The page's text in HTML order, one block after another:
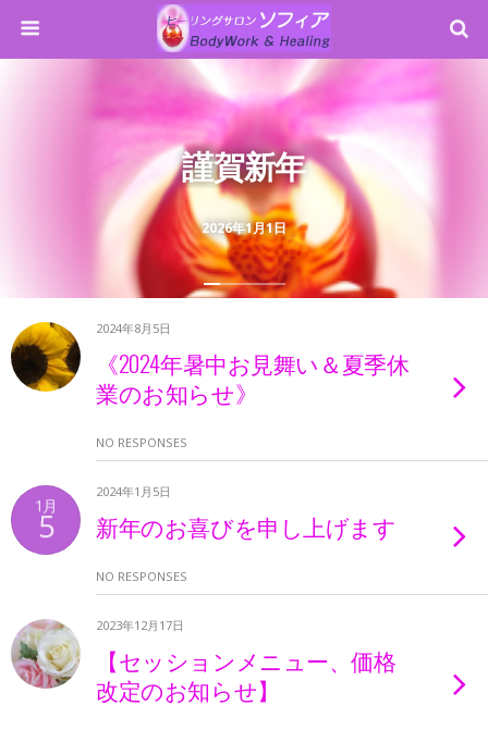
2026年1月1日
謹賀新年
2024年8月5日
《2024年暑中お見舞い＆夏季休
業のお知らせ》
NO RESPONSES
1月
5
2024年1月5日
新年のお喜びを申し上げます
NO RESPONSES
2023年12月17日
【セッションメニュー、価格
改定のお知らせ】